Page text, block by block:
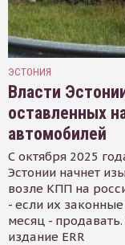
ЭСТОНИЯ
Власти
оставленных
автомобилей
С октября 2025
Эстонии начнет
возле КПП на
- если их
месяц -
издание ERR